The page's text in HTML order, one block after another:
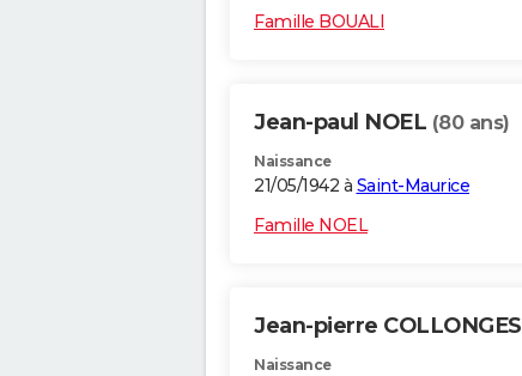
Famille BOUALI
Jean-paul NOEL (80 ans)
Naissance
21/05/1942 à Saint-Maurice
Famille NOEL
Jean-pierre COLLONGES
Naissance